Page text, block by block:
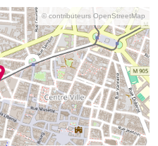
© contributeurs OpenStreetMap